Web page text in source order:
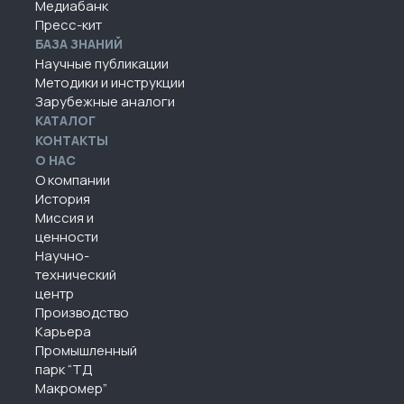
Медиабанк
Пресс-кит
БАЗА ЗНАНИЙ
Научные публикации
Методики и инструкции
Зарубежные аналоги
КАТАЛОГ
КОНТАКТЫ
О НАС
О компании
История
Миссия и
ценности
Научно-
технический
центр
Производство
Карьера
Промышленный
парк “ТД
Макромер”